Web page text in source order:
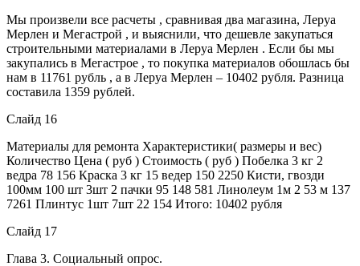
Мы произвели все расчеты , сравнивая два магазина, Леруа
Мерлен и Мегастрой , и выяснили, что дешевле закупаться
строительными материалами в Леруа Мерлен . Если бы мы
закупались в Мегастрое , то покупка материалов обошлась бы
нам в 11761 рубль , а в Леруа Мерлен – 10402 рубля. Разница
составила 1359 рублей.
Слайд 16
Материалы для ремонта Характеристики( размеры и вес)
Количество Цена ( руб ) Стоимость ( руб ) Побелка 3 кг 2
ведра 78 156 Краска 3 кг 15 ведер 150 2250 Кисти, гвозди
100мм 100 шт 3шт 2 пачки 95 148 581 Линолеум 1м 2 53 м 137
7261 Плинтус 1шт 7шт 22 154 Итого: 10402 рубля
Слайд 17
Глава 3. Социальный опрос.